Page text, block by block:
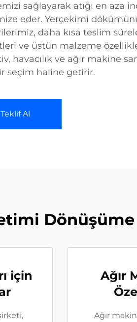
sağlayarak atığı en aza
eder. Yerçekimi
daha kısa teslim
ve üstün malzeme
havacılık ve ağır makine
seçim haline getirir.
Teklif Al
için
Ağır
Ağır